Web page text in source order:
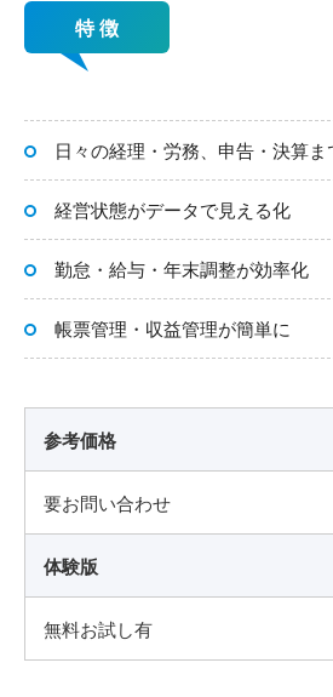
特 徴
日々の経理・労務、申告・決算ま
経営状態がデータで見える化
勤怠・給与・年末調整が効率化
帳票管理・収益管理が簡単に
参考価格
要お問い合わせ
体験版
無料お試し有